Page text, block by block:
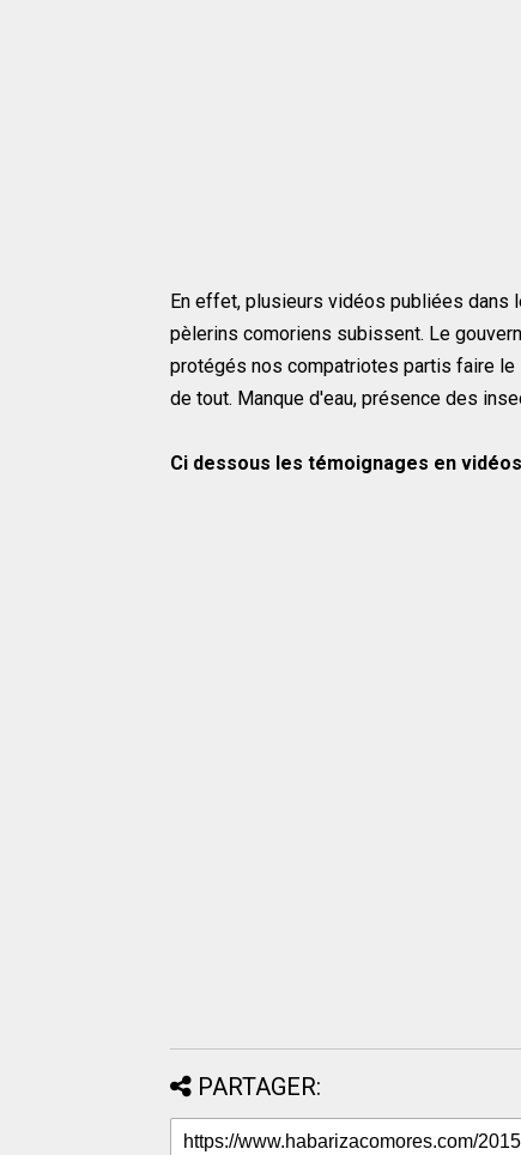
En effet, plusieurs vidéos publiées dans
pèlerins comoriens subissent. Le
protégés nos compatriotes partis faire
de tout. Manque d'eau, présence des
Ci dessous les témoignages en
PARTAGER: